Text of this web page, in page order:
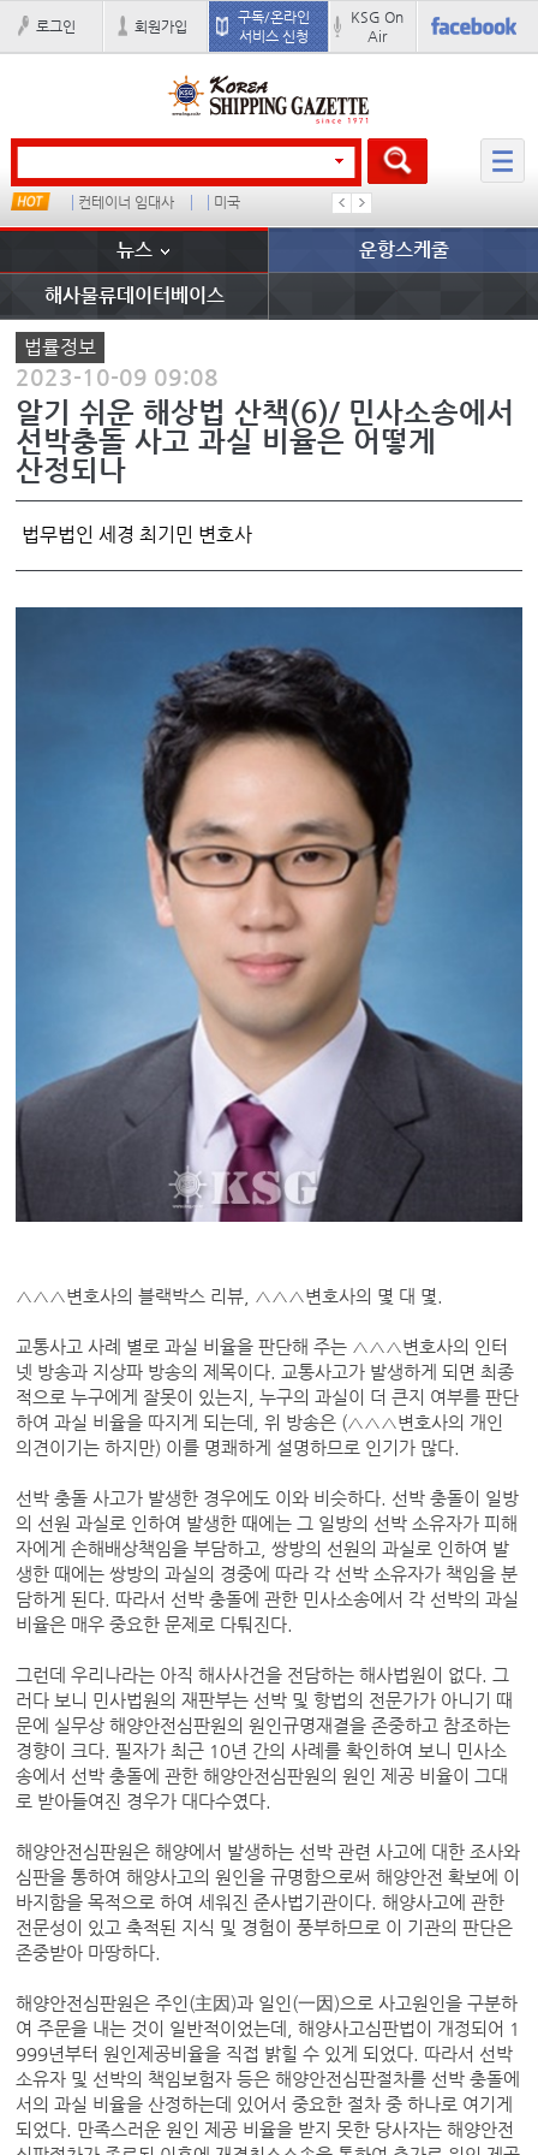
로그인 회원가입
구독/온라인
서비스 신청
KSG On
Air
컨테이너 임대사 미국 �
뉴스 운항스케줄
해사물류데이터베이스
법률정보
2023-10-09 09:08
알기 쉬운 해상법 산책(6)/ 민사소송에서
선박충돌 사고 과실 비율은 어떻게
산정되나
법무법인 세경 최기민 변호사
△△△변호사의 블랙박스 리뷰, △△△변호사의 몇 대 몇.
교통사고 사례 별로 과실 비율을 판단해 주는 △△△변호사의 인터
넷 방송과 지상파 방송의 제목이다. 교통사고가 발생하게 되면 최종
적으로 누구에게 잘못이 있는지, 누구의 과실이 더 큰지 여부를 판단
하여 과실 비율을 따지게 되는데, 위 방송은 (△△△변호사의 개인
의견이기는 하지만) 이를 명쾌하게 설명하므로 인기가 많다.
선박 충돌 사고가 발생한 경우에도 이와 비슷하다. 선박 충돌이 일방
의 선원 과실로 인하여 발생한 때에는 그 일방의 선박 소유자가 피해
자에게 손해배상책임을 부담하고, 쌍방의 선원의 과실로 인하여 발
생한 때에는 쌍방의 과실의 경중에 따라 각 선박 소유자가 책임을 분
담하게 된다. 따라서 선박 충돌에 관한 민사소송에서 각 선박의 과실
비율은 매우 중요한 문제로 다퉈진다.
그런데 우리나라는 아직 해사사건을 전담하는 해사법원이 없다. 그
러다 보니 민사법원의 재판부는 선박 및 항법의 전문가가 아니기 때
문에 실무상 해양안전심판원의 원인규명재결을 존중하고 참조하는
경향이 크다. 필자가 최근 10년 간의 사례를 확인하여 보니 민사소
송에서 선박 충돌에 관한 해양안전심판원의 원인 제공 비율이 그대
로 받아들여진 경우가 대다수였다.
해양안전심판원은 해양에서 발생하는 선박 관련 사고에 대한 조사와
심판을 통하여 해양사고의 원인을 규명함으로써 해양안전 확보에 이
바지함을 목적으로 하여 세워진 준사법기관이다. 해양사고에 관한
전문성이 있고 축적된 지식 및 경험이 풍부하므로 이 기관의 판단은
존중받아 마땅하다.
해양안전심판원은 주인(主因)과 일인(一因)으로 사고원인을 구분하
여 주문을 내는 것이 일반적이었는데, 해양사고심판법이 개정되어 1
999년부터 원인제공비율을 직접 밝힐 수 있게 되었다. 따라서 선박
소유자 및 선박의 책임보험자 등은 해양안전심판절차를 선박 충돌에
서의 과실 비율을 산정하는데 있어서 중요한 절차 중 하나로 여기게
되었다. 만족스러운 원인 제공 비율을 받지 못한 당사자는 해양안전